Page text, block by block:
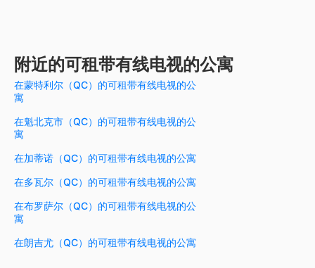
附近的可租带有线电视的公寓
在蒙特利尔（QC）的可租带有线电视的公
寓
在魁北克市（QC）的可租带有线电视的公
寓
在加蒂诺（QC）的可租带有线电视的公寓
在多瓦尔（QC）的可租带有线电视的公寓
在布罗萨尔（QC）的可租带有线电视的公
寓
在朗吉尤（QC）的可租带有线电视的公寓